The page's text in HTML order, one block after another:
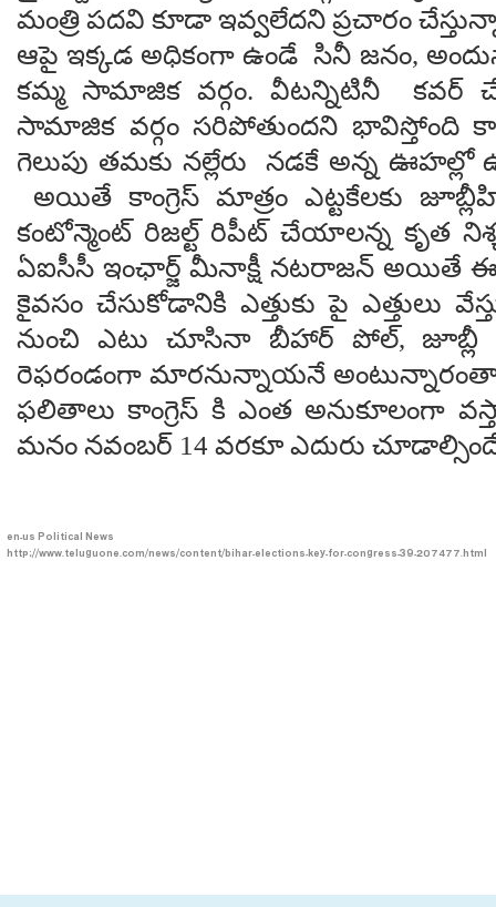
మంత్రి ప‌ద‌వి కూడా ఇవ్వ‌లేద‌ని ప్ర‌చారం
ఆపై ఇక్క‌డ అధికంగా ఉండే సినీ జ‌నం,
క‌మ్మ సామాజిక వ‌ర్గం. వీట‌న్నిటినీ
సామాజిక వ‌ర్గం స‌రిపోతుంద‌ని భావిస్తోంది
గెలుపు త‌మ‌కు న‌ల్లేరు న‌డకే అన్న ఊహ‌ల్లో
అయితే కాంగ్రెస్ మాత్రం ఎట్ట‌కేల‌కు
కంటోన్మెంట్ రిజ‌ల్ట్ రిపీట్ చేయాల‌న్న కృత
ఏఐసీసీ ఇంఛార్జ్ మీనాక్షీ న‌ట‌రాజ‌న్ అయితే
కైవ‌సం చేసుకోడానికి ఎత్తుకు పై ఎత్తులు
నుంచి ఎటు చూసినా బీహార్ పోల్, జూబ్లీ
రెఫ‌రండంగా మార‌నున్నాయ‌నే
ఫ‌లితాలు కాంగ్రెస్ కి ఎంత అనుకూలంగా
మ‌నం న‌వంబ‌ర్ 14 వ‌ర‌కూ ఎదురు
en-usPolitical News
http://www.teluguone.com/news/content/bihar-elections-key-for-congress-39-207477.html